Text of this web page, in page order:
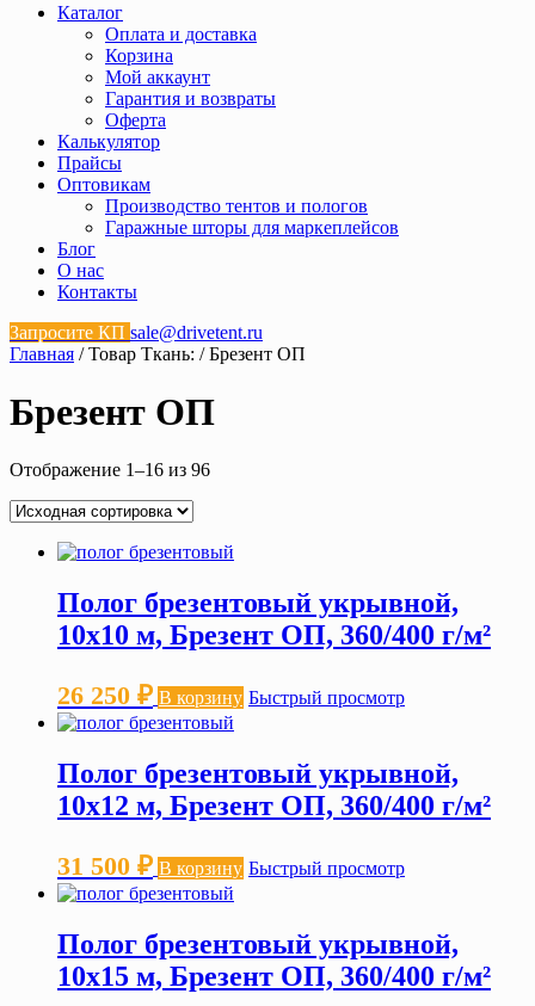
Каталог
Оплата и доставка
Корзина
Мой аккаунт
Гарантия и возвраты
Оферта
Калькулятор
Прайсы
Оптовикам
Производство тентов и пологов
Гаражные шторы для маркеплейсов
Блог
О нас
Контакты
Запросите КП sale@drivetent.ru
Главная / Товар Ткань: / Брезент ОП
Брезент ОП
Отображение 1–16 из 96
Полог брезентовый укрывной,
10х10 м, Брезент ОП, 360/400 г/м²
26 250 ₽ В корзину Быстрый просмотр
Полог брезентовый укрывной,
10х12 м, Брезент ОП, 360/400 г/м²
31 500 ₽ В корзину Быстрый просмотр
Полог брезентовый укрывной,
10х15 м, Брезент ОП, 360/400 г/м²